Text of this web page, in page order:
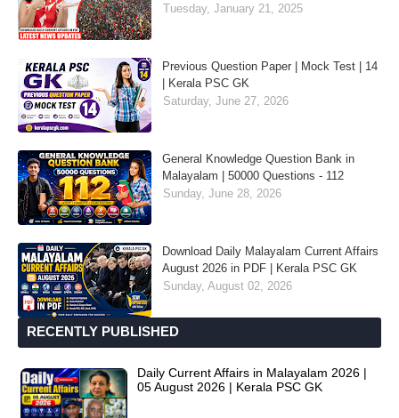
Tuesday, January 21, 2025
Previous Question Paper | Mock Test | 14
| Kerala PSC GK
Saturday, June 27, 2026
General Knowledge Question Bank in
Malayalam | 50000 Questions - 112
Sunday, June 28, 2026
Download Daily Malayalam Current Affairs
August 2026 in PDF | Kerala PSC GK
Sunday, August 02, 2026
RECENTLY PUBLISHED
Daily Current Affairs in Malayalam 2026 |
05 August 2026 | Kerala PSC GK